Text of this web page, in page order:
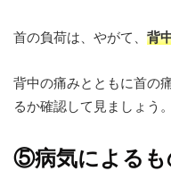
首の負荷は、やがて、 背
背中の痛みとともに首の
るか確認して見ましょう。
⑤病気によるも